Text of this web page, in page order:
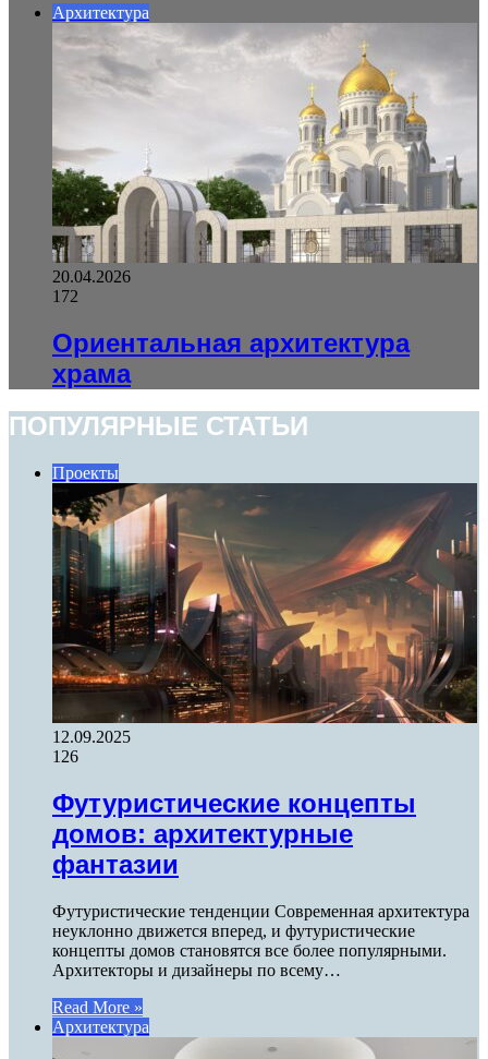
Архитектура
20.04.2026
172
Ориентальная архитектура
храма
ПОПУЛЯРНЫЕ СТАТЬИ
Проекты
12.09.2025
126
Футуристические концепты
домов: архитектурные
фантазии
Футуристические тенденции Современная архитектура
неуклонно движется вперед, и футуристические
концепты домов становятся все более популярными.
Архитекторы и дизайнеры по всему…
Read More »
Архитектура